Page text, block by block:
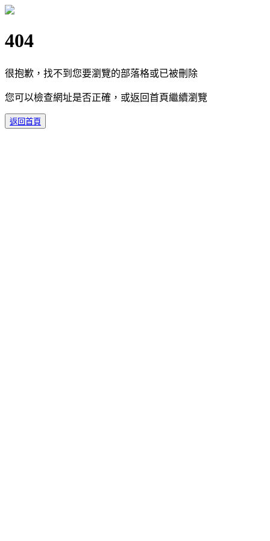
404
很抱歉，找不到您要瀏覽的部落格或已被刪除
您可以檢查網址是否正確，或返回首頁繼續瀏覽
返回首頁